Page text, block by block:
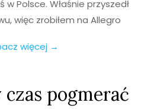
Polsce. Właśnie przyszedł
więc zrobiłem na Allegro
więcej →
pogmerać